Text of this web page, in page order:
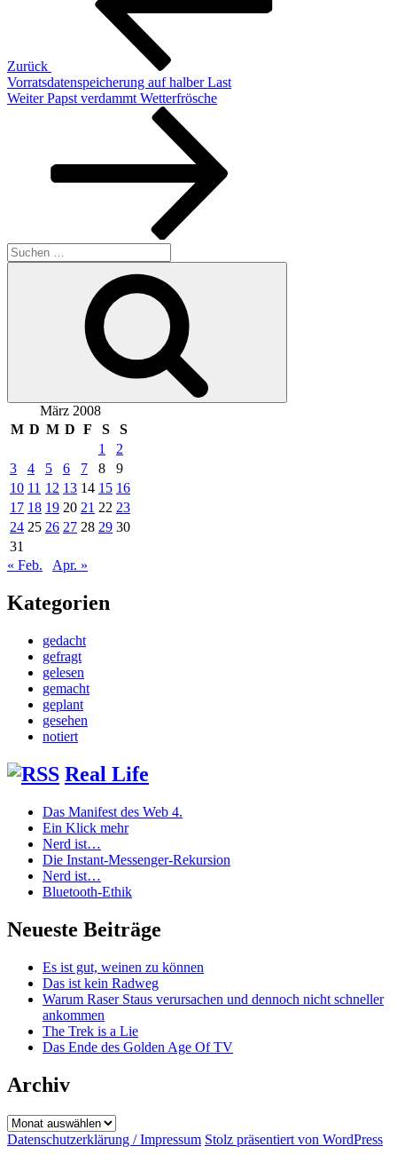
Zurück
Vorratsdatenspeicherung auf halber Last
Nächster
Weiter Papst verdammt Wetterfrösche
Suchen
nach:
März 2008
M D M D F S
S
1
2
3
4 5 6 7 8
9
10 11 12 13 14 15 16
17 18 19 20 21 22 23
24 25 26 27 28 29 30
31
« Feb.
Apr. »
Kategorien
gedacht
gefragt
gelesen
gemacht
geplant
gesehen
notiert
Real Life
Das Manifest des Web 4.
Ein Klick mehr
Nerd ist…
Die Instant-Messenger-Rekursion
Nerd ist…
Bluetooth-Ethik
Neueste Beiträge
Es ist gut, weinen zu können
Das ist kein Radweg
Warum Raser Staus verursachen und dennoch nicht schneller
ankommen
The Trek is a Lie
Das Ende des Golden Age Of TV
Archiv
Archiv
Datenschutzerklärung / Impressum Stolz präsentiert von WordPress